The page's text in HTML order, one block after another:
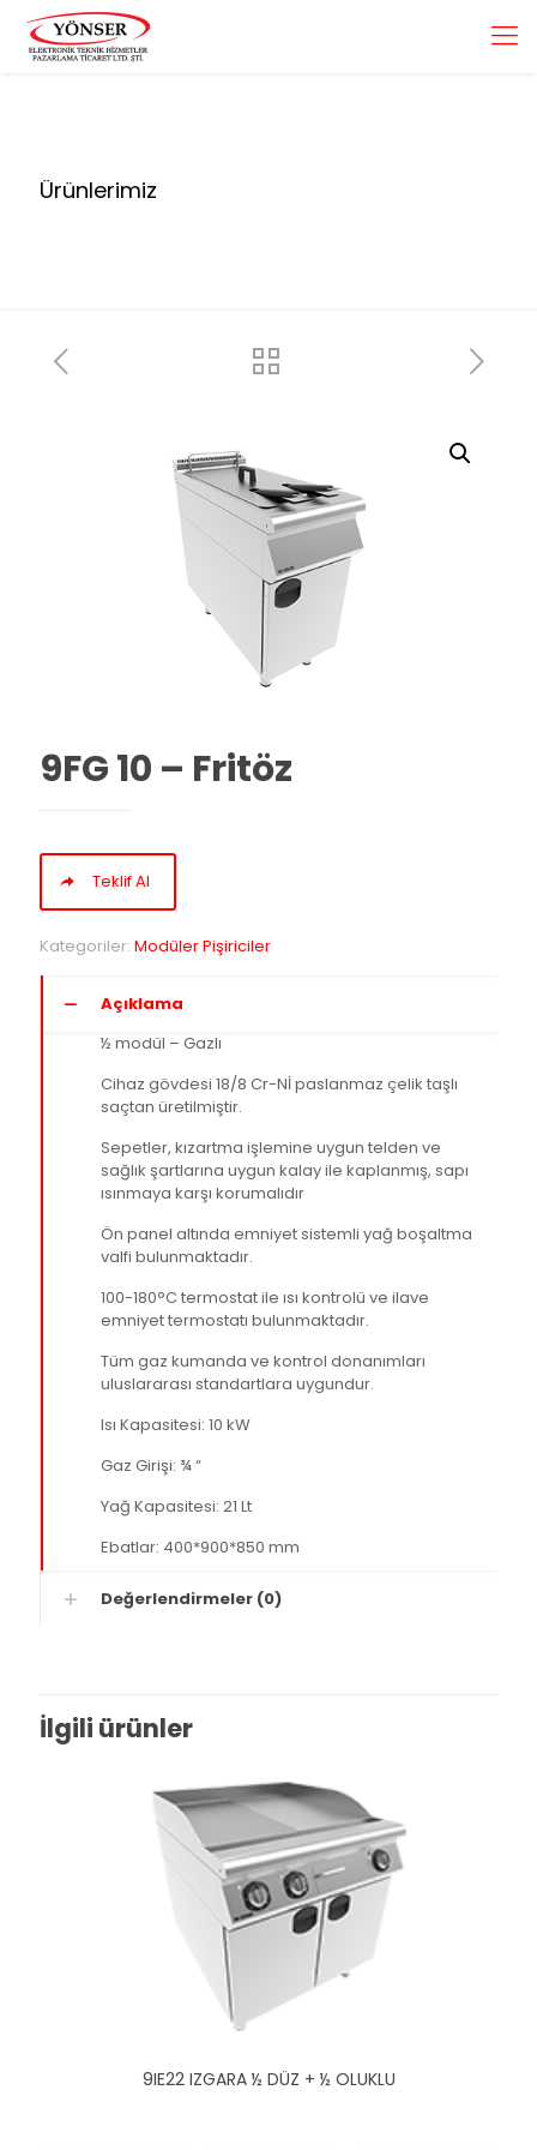
Ürünlerimiz
9FG 10 – Fritöz
Teklif Al
Kategoriler: Modüler Pişiriciler
Açıklama
½ modül – Gazlı
Cihaz gövdesi 18/8 Cr-Nİ paslanmaz çelik taşlı
saçtan üretilmiştir.
Sepetler, kızartma işlemine uygun telden ve
sağlık şartlarına uygun kalay ile kaplanmış, sapı
ısınmaya karşı korumalıdır
Ön panel altında emniyet sistemli yağ boşaltma
valfi bulunmaktadır.
100-180°C termostat ile ısı kontrolü ve ilave
emniyet termostatı bulunmaktadır.
Tüm gaz kumanda ve kontrol donanımları
uluslararası standartlara uygundur.
Isı Kapasitesi: 10 kW
Gaz Girişi: ¾ “
Yağ Kapasitesi: 21 Lt
Ebatlar: 400*900*850 mm
Değerlendirmeler (0)
İlgili ürünler
9IE22 IZGARA ½ DÜZ + ½ OLUKLU